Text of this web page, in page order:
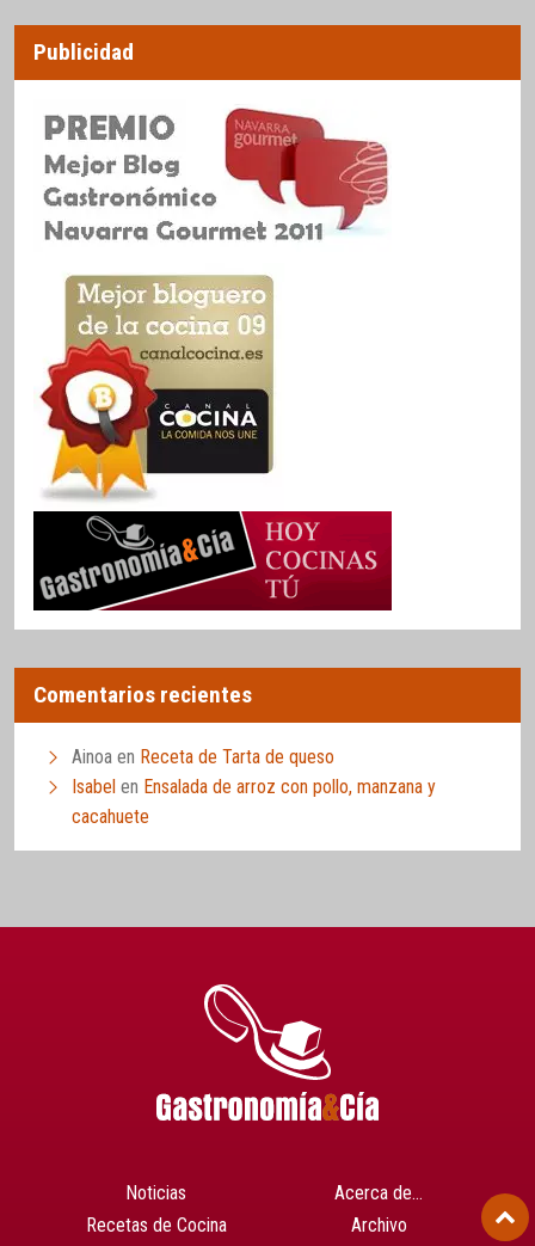
Publicidad
Comentarios recientes
Ainoa en Receta de Tarta de queso
Isabel en Ensalada de arroz con pollo, manzana y
cacahuete
Noticias
Recetas de Cocina
Acerca de…
Archivo